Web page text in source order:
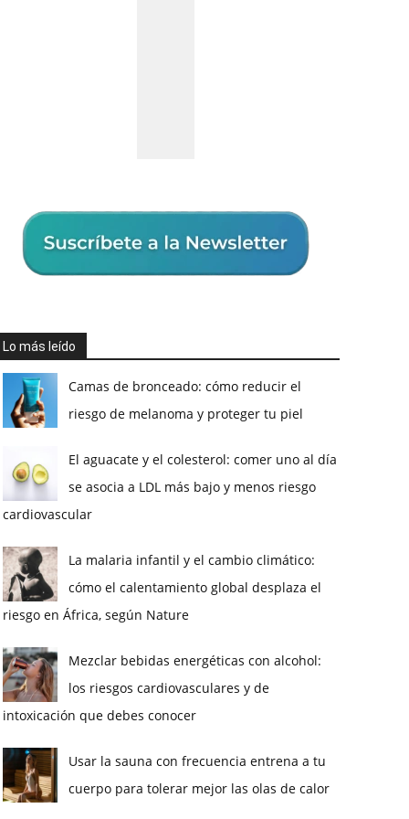
Lo más leído
Camas de bronceado: cómo reducir el
riesgo de melanoma y proteger tu piel
El aguacate y el colesterol: comer uno al día
se asocia a LDL más bajo y menos riesgo
cardiovascular
La malaria infantil y el cambio climático:
cómo el calentamiento global desplaza el
riesgo en África, según Nature
Mezclar bebidas energéticas con alcohol:
los riesgos cardiovasculares y de
intoxicación que debes conocer
Usar la sauna con frecuencia entrena a tu
cuerpo para tolerar mejor las olas de calor